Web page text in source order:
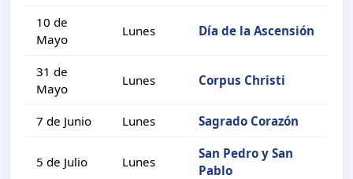
10 de
Mayo
Lunes Día de la Ascensión
31 de
Mayo
Lunes Corpus Christi
7 de Junio Lunes Sagrado Corazón
5 de Julio Lunes
San Pedro y San
Pablo